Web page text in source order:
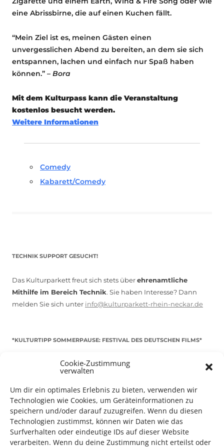
Cookie-Zustimmung
verwalten
Um dir ein optimales Erlebnis zu bieten, verwenden wir
Technologien wie Cookies, um Geräteinformationen zu
speichern und/oder darauf zuzugreifen. Wenn du diesen
Technologien zustimmst, können wir Daten wie das
Surfverhalten oder eindeutige IDs auf dieser Website
verarbeiten. Wenn du deine Zustimmung nicht erteilst oder
eine Abrissbirne, die auf einen Kuchen fällt.
“Mein Ziel ist es, meinen Gästen einen
unvergesslichen Abend zu bereiten, an dem sie sich
entspannen, lachen und einfach nur Spaß haben
können.” – Bora
Mit dem Kulturpass kann die Veranstaltung
kostenlos besucht werden.
Weitere Informationen
Comedy
Kabarett/Comedy
TECHNIK SUPPORT GESUCHT!
Das Kulturparkett freut sich stets überehrenamtliche
Mithilfe im Bereich Technik. Sie haben Interesse? Dann
melden Sie sich unter info@kulturparkett-rhein-neckar.de
*KULTURTIPP SOMMERPAUSE: FESTIVAL DES DEUTSCHEN FILMS*